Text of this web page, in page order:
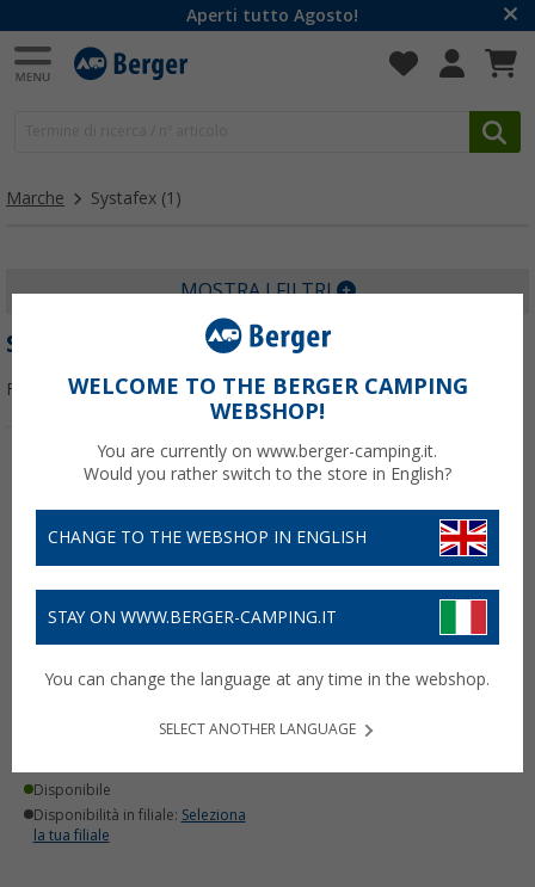
Aperti tutto Agosto!
Marche Systafex (1)
MOSTRA I FILTRI
SYSTAFEX
Filtrare per:
Supporto TV a parete
Systafex da 13 a 27 pollici
Disponibile
Disponibilità in filiale: Seleziona
la tua filiale
WELCOME TO THE BERGER CAMPING
WEBSHOP!
You are currently on www.berger-camping.it.
Would you rather switch to the store in English?
CHANGE TO THE WEBSHOP IN ENGLISH
STAY ON WWW.BERGER-CAMPING.IT
You can change the language at any time in the webshop.
SELECT ANOTHER LANGUAGE